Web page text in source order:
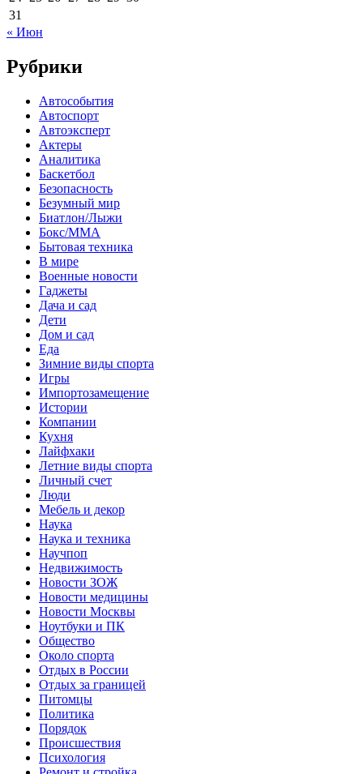
31
« Июн
Рубрики
Автособытия
Автоспорт
Автоэксперт
Актеры
Аналитика
Баскетбол
Безопасность
Безумный мир
Биатлон/Лыжи
Бокс/MMA
Бытовая техника
В мире
Военные новости
Гаджеты
Дача и сад
Дети
Дом и сад
Еда
Зимние виды спорта
Игры
Импортозамещение
Истории
Компании
Кухня
Лайфхаки
Летние виды спорта
Личный счет
Люди
Мебель и декор
Наука
Наука и техника
Научпоп
Недвижимость
Новости ЗОЖ
Новости медицины
Новости Москвы
Ноутбуки и ПК
Общество
Около спорта
Отдых в России
Отдых за границей
Питомцы
Политика
Порядок
Происшествия
Психология